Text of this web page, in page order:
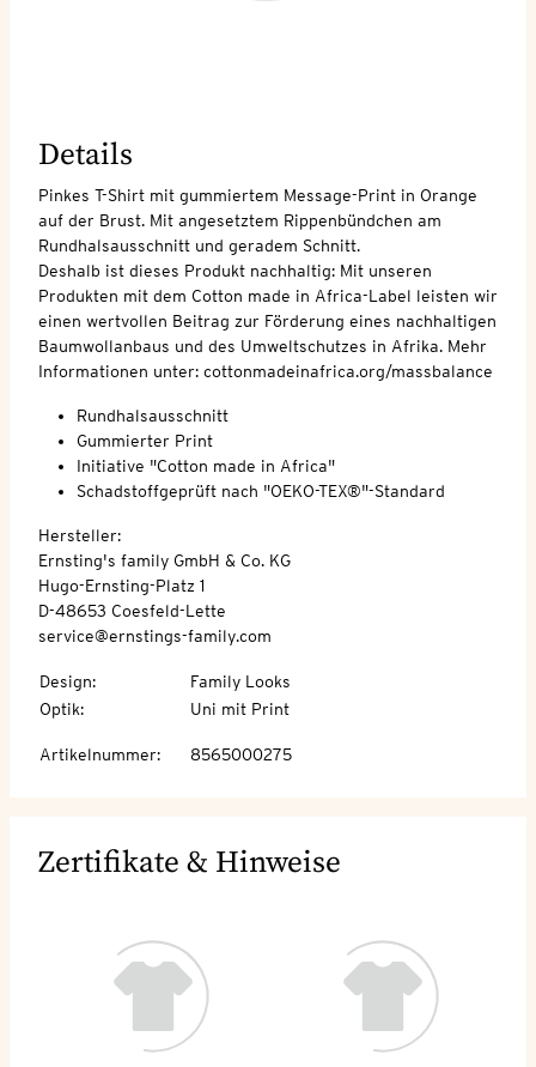
Details
Pinkes T-Shirt mit gummiertem Message-Print in Orange
auf der Brust. Mit angesetztem Rippenbündchen am
Rundhalsausschnitt und geradem Schnitt.
Deshalb ist dieses Produkt nachhaltig: Mit unseren
Produkten mit dem Cotton made in Africa-Label leisten wir
einen wertvollen Beitrag zur Förderung eines nachhaltigen
Baumwollanbaus und des Umweltschutzes in Afrika. Mehr
Informationen unter: cottonmadeinafrica.org/massbalance
Rundhalsausschnitt
Gummierter Print
Initiative "Cotton made in Africa"
Schadstoffgeprüft nach "OEKO-TEX®"-Standard
Hersteller:
Ernsting's family GmbH & Co. KG
Hugo-Ernsting-Platz 1
D-48653 Coesfeld-Lette
service@ernstings-family.com
Design:
Family Looks
Optik: Uni mit Print
Artikelnummer: 8565000275
Zertifikate & Hinweise